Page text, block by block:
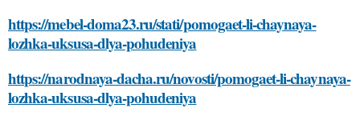
https://mebel-doma23.ru/stati/pomogaet-li-chaynaya-
lozhka-uksusa-dlya-pohudeniya
https://narodnaya-dacha.ru/novosti/pomogaet-li-chaynaya-
lozhka-uksusa-dlya-pohudeniya